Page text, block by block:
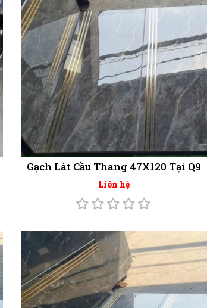
Gạch Lát Cầu Thang 47X120 Tại Q9
Liên hệ